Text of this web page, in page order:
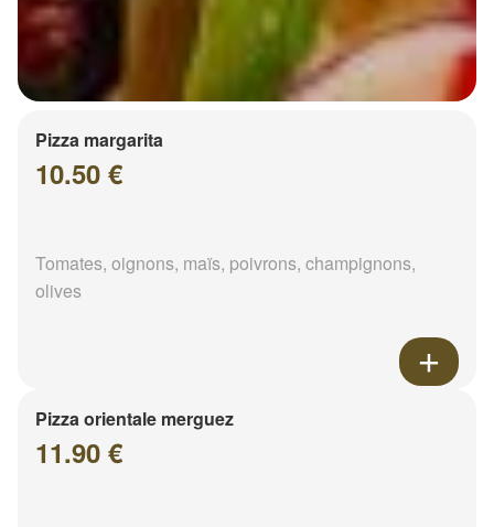
Pizza margarita
10.50 €
Tomates, oignons, maïs, poivrons, champignons,
olives
Pizza orientale merguez
11.90 €